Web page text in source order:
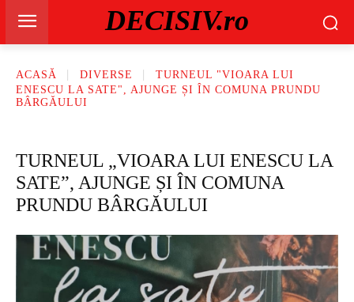
DECISIV.ro
ACASĂ DIVERSE
TURNEUL "VIOARA LUI
ENESCU LA SATE", AJUNGE ȘI ÎN COMUNA PRUNDU
BÂRGĂULUI
TURNEUL „VIOARA LUI ENESCU LA
SATE”, AJUNGE ȘI ÎN COMUNA
PRUNDU BÂRGĂULUI